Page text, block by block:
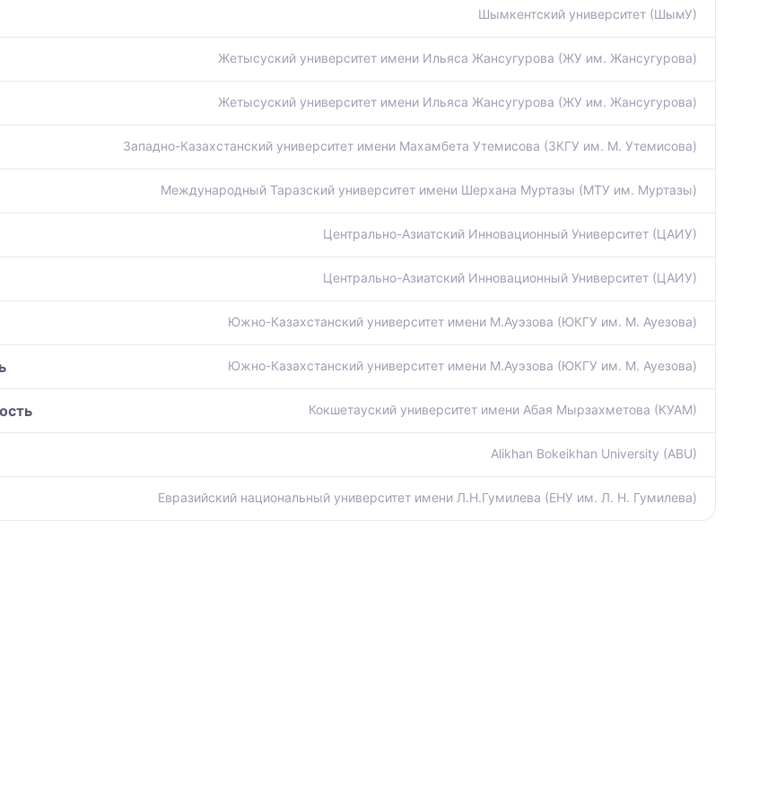
Шымкентский университет (ШымУ)
Жетысуский университет имени Ильяса Жансугурова (ЖУ им. Жансугурова)
Жетысуский университет имени Ильяса Жансугурова (ЖУ им. Жансугурова)
Западно-Казахстанский университет имени Махамбета Утемисова (ЗКГУ им. М. Утемисова)
Международный Таразский университет имени Шерхана Муртазы (МТУ им. Муртазы)
Центрально-Азиатский Инновационный Университет (ЦАИУ)
Центрально-Азиатский Инновационный Университет (ЦАИУ)
Южно-Казахстанский университет имени М.Ауэзова (ЮКГУ им. М. Ауезова)
Южно-Казахстанский университет имени М.Ауэзова (ЮКГУ им. М. Ауезова)
Кокшетауский университет имени Абая Мырзахметова (КУАМ)
Alikhan Bokeikhan University (ABU)
Евразийский национальный университет имени Л.Н.Гумилева (ЕНУ им. Л. Н. Гумилева)